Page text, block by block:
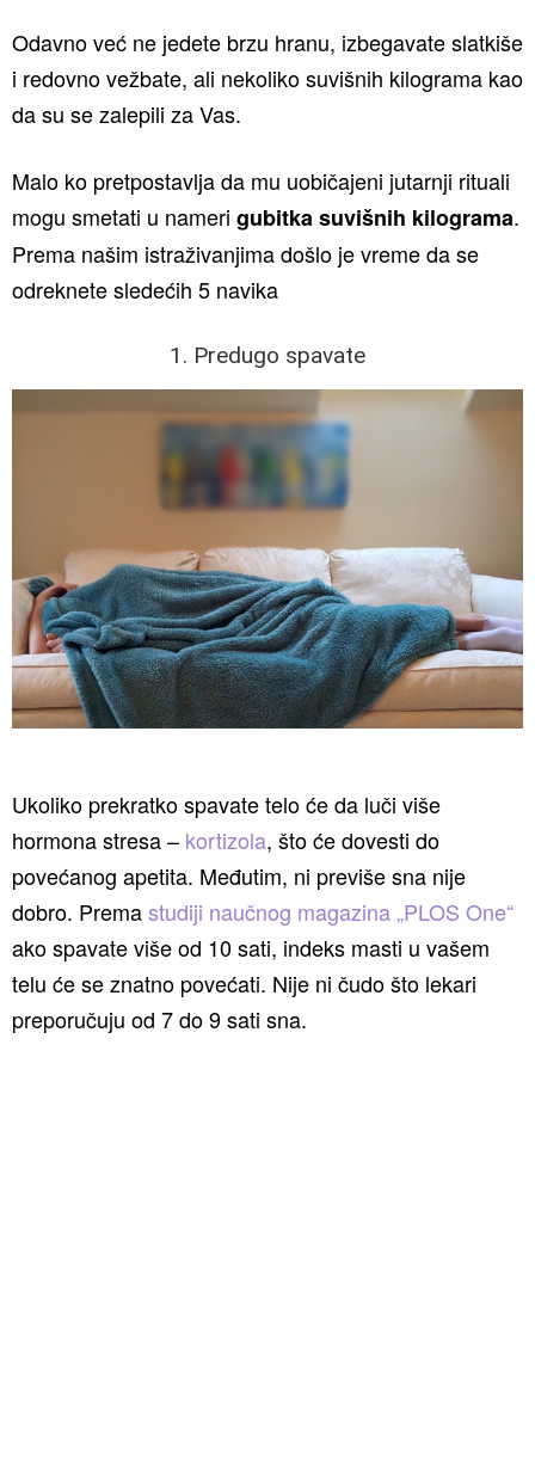
Odavno već ne jedete brzu hranu, izbegavate slatkiše
i redovno vežbate, ali nekoliko suvišnih kilograma kao
da su se zalepili za Vas.
Malo ko pretpostavlja da mu uobičajeni jutarnji rituali
mogu smetati u nameri gubitka suvišnih kilograma.
Prema našim istraživanjima došlo je vreme da se
odreknete sledećih 5 navika
1. Predugo spavate
Ukoliko prekratko spavate telo će da luči više
hormona stresa – kortizola, što će dovesti do
povećanog apetita. Međutim, ni previše sna nije
dobro. Premastudiji naučnog magazina „PLOS One“
ako spavate više od 10 sati, indeks masti u vašem
telu će se znatno povećati. Nije ni čudo što lekari
preporučuju od 7 do 9 sati sna.